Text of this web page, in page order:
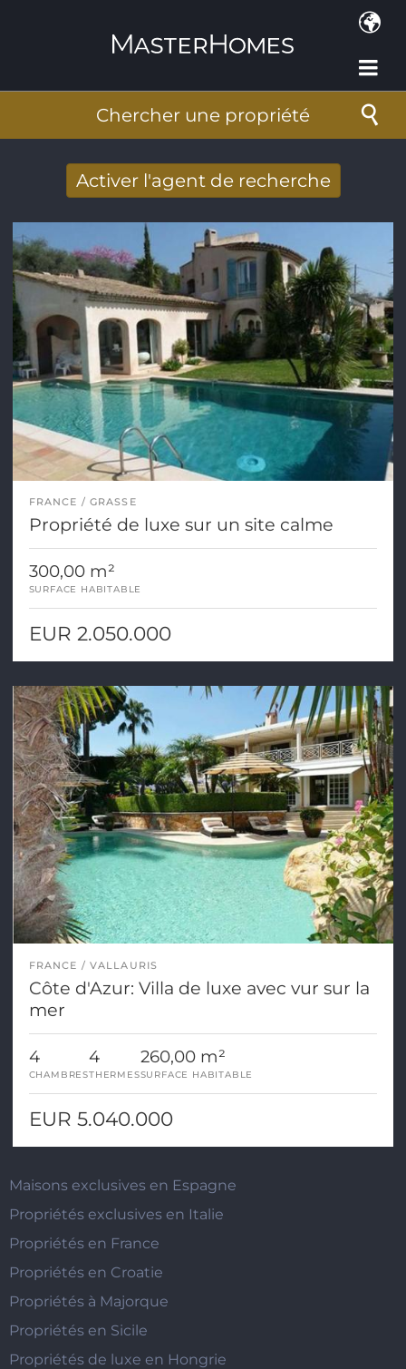
Chercher une propriété
Activer l'agent de recherche
par Email
Adresse de courriel
FRANCE GRASSE
Propriété de luxe sur un site calme
300,00 m²
SURFACE HABITABLE
EUR 2.050.000
FRANCE VALLAURIS
Côte d'Azur: Villa de luxe avec vur sur la
mer
4
CHAMBRES
4
THERMES
260,00 m²
SURFACE HABITABLE
EUR 5.040.000
Maisons exclusives en Espagne
Propriétés exclusives en Italie
Propriétés en France
Propriétés en Croatie
Propriétés à Majorque
Propriétés en Sicile
Propriétés de luxe en Hongrie